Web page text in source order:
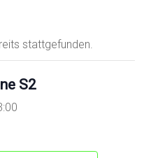
stattgefunden.
S2